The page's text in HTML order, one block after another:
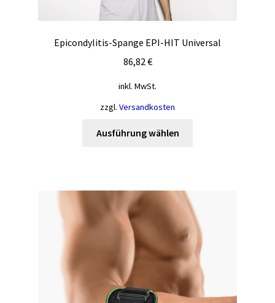
Epicondylitis-Spange EPI-HIT Universal
86,82€
inkl. MwSt.
zzgl. Versandkosten
Ausführung wählen
auf.
Die
Optionen
können
auf
der
Produktseite